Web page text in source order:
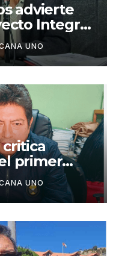
advierte
Integral
para
UNO
critica
primer
de Keiko
UNO